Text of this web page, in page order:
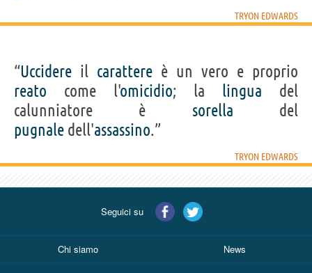
TRYON EDWARDS
“Uccidere il carattere è un vero e proprio
reato come l'omicidio; la lingua del
calunniatore è sorella del
pugnale dell'assassino.”
TRYON EDWARDS
Seguici su
Chi siamo News